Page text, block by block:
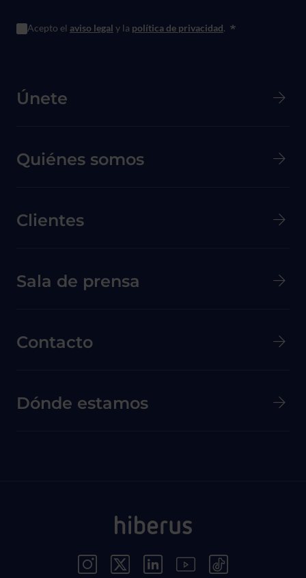
Acepto el aviso legal y la política de privacidad. *
Menú principal de Pie de página
Únete
Quiénes somos
Clientes
Menú secundario de pie de página
Sala de prensa
Contacto
Dónde estamos
Menú Redes Sociales